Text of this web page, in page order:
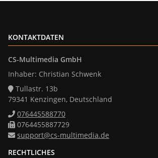
KONTAKTDATEN
CS-Multimedia GmbH
Inhaber: Christian Schwenk
Tullastr. 13b
79341 Kenzingen, Deutschland
076445588770
0764455887729
support@cs-multimedia.de
RECHTLICHES